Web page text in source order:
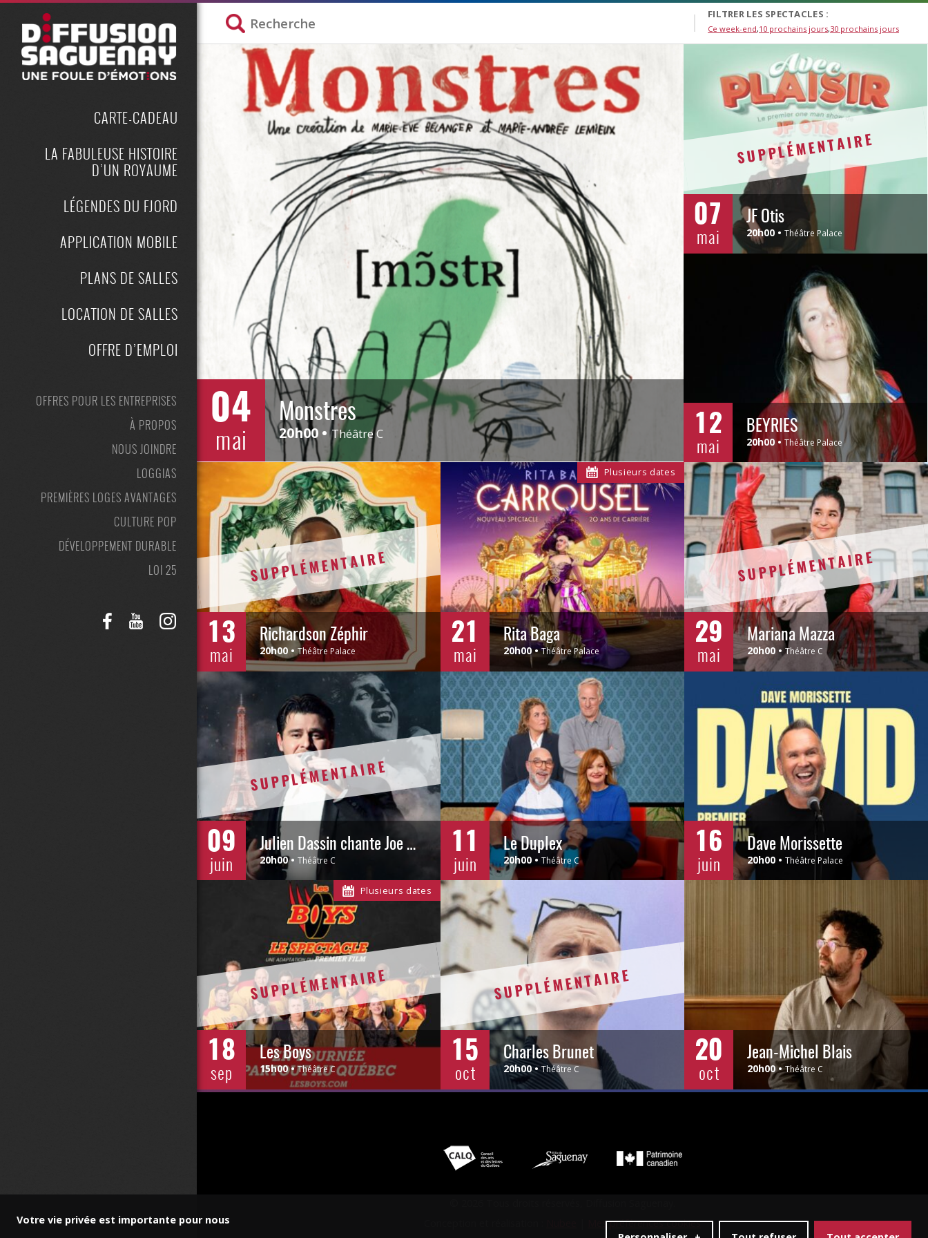
CARTE-CADEAU
LA FABULEUSE HISTOIRE
D’UN ROYAUME
LÉGENDES DU FJORD
APPLICATION MOBILE
PLANS DE SALLES
LOCATION DE SALLES
OFFRE D’EMPLOI
OFFRES POUR LES ENTREPRISES
À PROPOS
NOUS JOINDRE
LOGGIAS
PREMIÈRES LOGES AVANTAGES
CULTURE POP
DÉVELOPPEMENT DURABLE
LOI 25
FILTRER LES SPECTACLES :
Ce week-end 10 prochains jours 30 prochains jours
04
mai
Monstres
20h00 Théâtre C
SUPPLÉMENTAIRE
07
mai
JF Otis
20h00 Théâtre Palace
12
mai
BEYRIES
20h00 Théâtre Palace
SUPPLÉMENTAIRE
13
mai
Richardson Zéphir
20h00 Théâtre Palace
Plusieurs dates
21
mai
Rita Baga
20h00 Théâtre Palace
SUPPLÉMENTAIRE
29
mai
Mariana Mazza
20h00 Théâtre C
SUPPLÉMENTAIRE
09
juin
Julien Dassin chante Joe Dassin
20h00 Théâtre C
11
juin
Le Duplex
20h00 Théâtre C
16
juin
Dave Morissette
20h00 Théâtre Palace
Plusieurs dates
SUPPLÉMENTAIRE
18
sep
Les Boys
15h00 Théâtre C
SUPPLÉMENTAIRE
15
oct
Charles Brunet
20h00 Théâtre C
20
oct
Jean-Michel Blais
20h00 Théâtre C
Mes préférences cookies
Votre vie privée est importante pour nous